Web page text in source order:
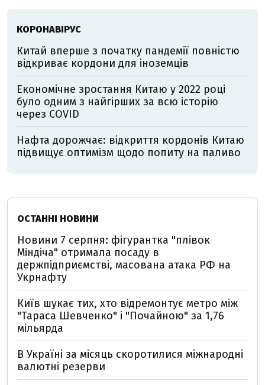
КОРОНАВІРУС
Китай вперше з початку пандемії повністю
відкриває кордони для іноземців
Економічне зростання Китаю у 2022 році
було одним з найгірших за всю історію
через COVID
Нафта дорожчає: відкриття кордонів Китаю
підвищує оптимізм щодо попиту на паливо
ОСТАННІ НОВИНИ
Новини 7 серпня: фігурантка "плівок
Міндіча" отримала посаду в
держпідприємстві, масована атака РФ на
Укрнафту
Київ шукає тих, хто відремонтує метро між
"Тараса Шевченко" і "Почайною" за 1,76
мільярда
В Україні за місяць скоротилися міжнародні
валютні резерви